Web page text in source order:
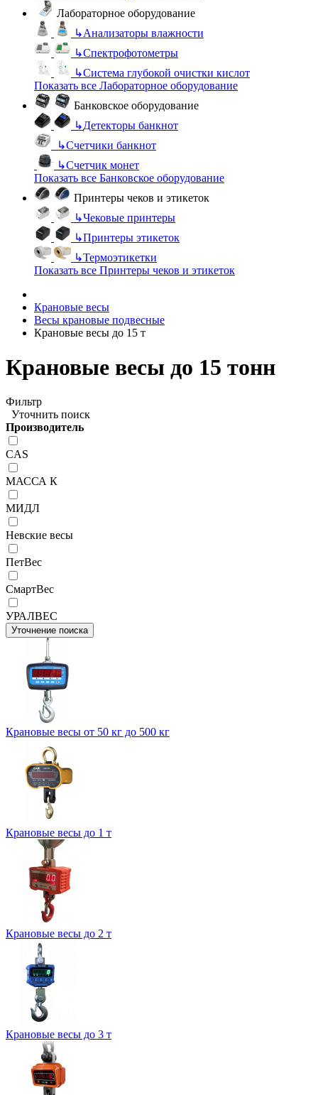
Лабораторное оборудование
↳Анализаторы влажности
↳Спектрофотометры
↳Система глубокой очистки кислот
Показать все Лабораторное оборудование
Банковское оборудование
↳Детекторы банкнот
↳Счетчики банкнот
↳Счетчик монет
Показать все Банковское оборудование
Принтеры чеков и этикеток
↳Чековые принтеры
↳Принтеры этикеток
↳Термоэтикетки
Показать все Принтеры чеков и этикеток
Крановые весы
Весы крановые подвесные
Крановые весы до 15 т
Крановые весы до 15 тонн
Фильтр
Уточнить поиск
Производитель
CAS
МАССА К
МИДЛ
Невские весы
ПетВес
СмартВес
УРАЛВЕС
Уточнение поиска
Крановые весы от 50 кг до 500 кг
Крановые весы до 1 т
Крановые весы до 2 т
Крановые весы до 3 т